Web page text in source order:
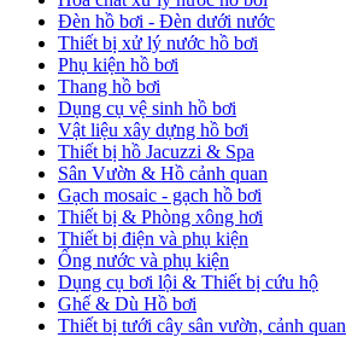
Đèn hồ bơi - Đèn dưới nước
Thiết bị xử lý nước hồ bơi
Phụ kiện hồ bơi
Thang hồ bơi
Dụng cụ vệ sinh hồ bơi
Vật liệu xây dựng hồ bơi
Thiết bị hồ Jacuzzi & Spa
Sân Vườn & Hồ cảnh quan
Gạch mosaic - gạch hồ bơi
Thiết bị & Phòng xông hơi
Thiết bị điện và phụ kiện
Ống nước và phụ kiện
Dụng cụ bơi lội & Thiết bị cứu hộ
Ghế & Dù Hồ bơi
Thiết bị tưới cây sân vườn, cảnh quan